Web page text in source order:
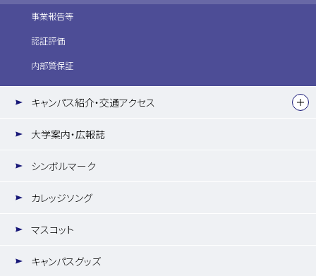
事業報告等
認証評価
内部質保証
キャンパス紹介・交通アクセス
大学案内・広報誌
シンボルマーク
カレッジソング
マスコット
キャンパスグッズ